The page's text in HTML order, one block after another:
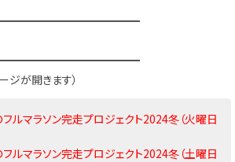
ジが開きます）
フルマラソン完走プロジェクト2024冬（火曜日
フルマラソン完走プロジェクト2024冬（土曜日